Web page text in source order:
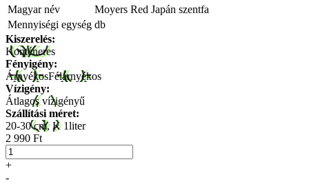
Magyar név
Moyers Red Japán szentfa
Mennyiségi egység db
Kiszerelés:
Konténeres
Fényigény:
ÁrnyékosFélárnyékos
Vízigény:
Átlagos vízigényű
Szállítási méret:
20-30 cm, K 1liter
2 990 Ft
+
-